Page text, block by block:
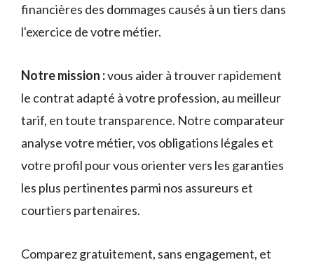
financières des dommages causés à un tiers dans
l'exercice de votre métier.
Notre mission :vous aider à trouver rapidement
le contrat adapté à votre profession, au meilleur
tarif, en toute transparence. Notre comparateur
analyse votre métier, vos obligations légales et
votre profil pour vous orienter vers les garanties
les plus pertinentes parmi nos assureurs et
courtiers partenaires.
Comparez gratuitement, sans engagement, et